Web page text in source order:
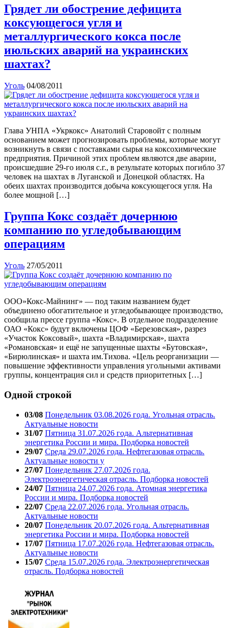
Грядет ли обострение дефицита
коксующегося угля и
металлургического кокса после
июльских аварий на украинских
шахтах?
Уголь 04/08/2011
Глава УНПА «Укркокс» Анатолий Старовойт с полным
основанием может прогнозировать проблемы, которые могут
возникнуть в связи с поставками сырья на коксохимические
предприятия. Причиной этих проблем являются две аварии,
происшедшие 29-го июля с.г., в результате которых погибло 37
человек на шахтах в Луганской и Донецкой областях. На
обеих шахтах производится добыча коксующегося угля. На
более мощной […]
Группа Кокс создаёт дочернюю
компанию по угледобывающим
операциям
Уголь 27/05/2011
ООО»Кокс-Майнинг» — под таким названием будет
объединено обогатительное и угледобывающее производство,
сообщила прессе группа «Кокс». В отдельное подразделение
ОАО «Кокс» будут включены ЦОФ «Березовская», разрез
«Участок Коксовый», шахта «Владимирская», шахта
«Романовская» и ещё не запущенные шахты «Бутовская»,
«Бирюлинская» и шахта им.Тихова. «Цель реорганизации —
повышение эффективности управления угольными активами
группы, концентрация сил и средств приоритетных […]
Одной строкой
03/08 Понедельник 03.08.2026 года. Угольная отрасль.
Актуальные новости
31/07 Пятница 31.07.2026 года. Альтернативная
энергетика России и мира. Подборка новостей
29/07 Среда 29.07.2026 года. Нефтегазовая отрасль.
Актуальные новости у
27/07 Понедельник 27.07.2026 года.
Электроэнергетическая отрасль. Подборка новостей
24/07 Пятница 24.07.2026 года. Атомная энергетика
России и мира. Подборка новостей
22/07 Среда 22.07.2026 года. Угольная отрасль.
Актуальные новости
20/07 Понедельник 20.07.2026 года. Альтернативная
энергетика России и мира. Подборка новостей
17/07 Пятница 17.07.2026 года. Нефтегазовая отрасль.
Актуальные новости
15/07 Среда 15.07.2026 года. Электроэнергетическая
отрасль. Подборка новостей